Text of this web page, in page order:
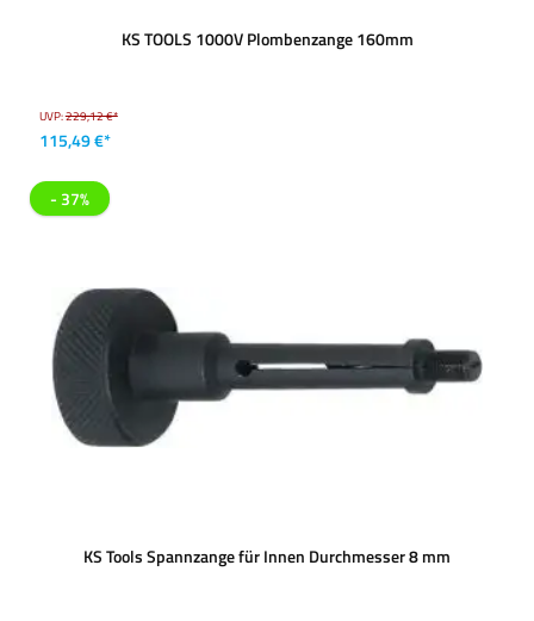
KS TOOLS 1000V Plombenzange 160mm
UVP:229,12 €*
115,49 €*
- 37%
KS Tools Spannzange für Innen Durchmesser 8 mm